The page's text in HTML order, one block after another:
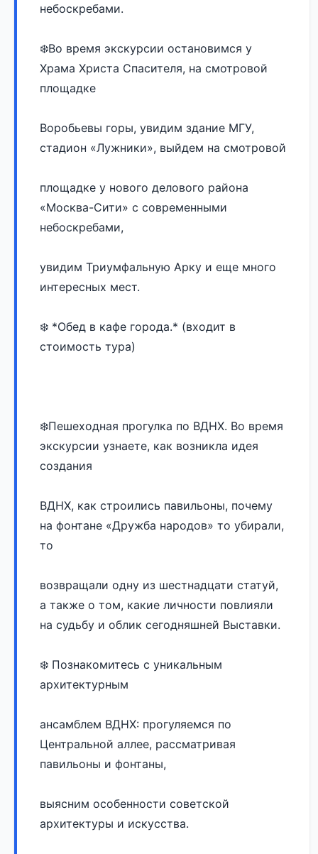
небоскребами.
❄️Во время экскурсии остановимся у
Храма Христа Спасителя, на смотровой
площадке
Воробьевы горы, увидим здание МГУ,
площадке у нового делового района
«Москва-Сити» с современными
небоскребами,
увидим Триумфальную Арку и еще много
интересных мест.
❄️ *Обед в кафе города.* (входит в
стоимость тура)
❄️Пешеходная прогулка по ВДНХ. Во время
экскурсии узнаете, как возникла идея
создания
ВДНХ, как строились павильоны, почему
на фонтане «Дружба народов» то убирали,
то
возвращали одну из шестнадцати статуй,
а также о том, какие личности повлияли
на судьбу и облик сегодняшней Выставки.
❄️ Познакомитесь с уникальным
архитектурным
ансамблем ВДНХ: прогуляемся по
Центральной аллее, рассматривая
павильоны и фонтаны,
выясним особенности советской
архитектуры и искусства.